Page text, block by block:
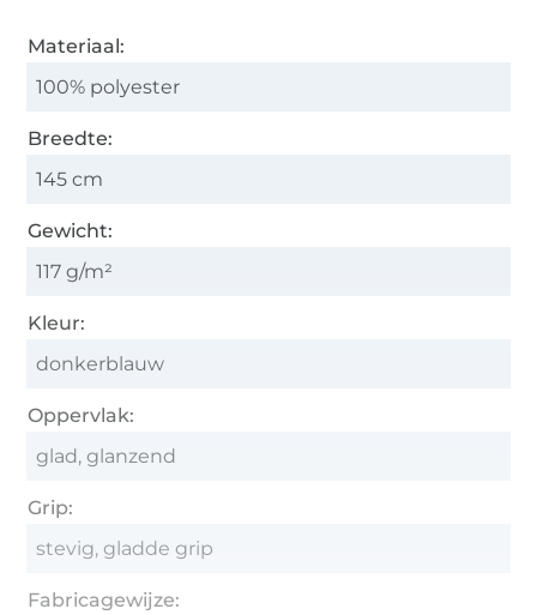
Materiaal:
100% polyester
Breedte:
145 cm
Gewicht:
117 g/m²
Kleur:
donkerblauw
Oppervlak:
glad, glanzend
Grip:
stevig, gladde grip
Fabricagewijze: